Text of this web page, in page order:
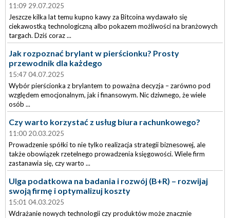
11:09 29.07.2025
Jeszcze kilka lat temu kupno kawy za Bitcoina wydawało się
ciekawostką technologiczną albo pokazem możliwości na branżowych
targach. Dziś coraz ...
Jak rozpoznać brylant w pierścionku? Prosty
przewodnik dla każdego
15:47 04.07.2025
Wybór pierścionka z brylantem to poważna decyzja – zarówno pod
względem emocjonalnym, jak i finansowym. Nic dziwnego, że wiele
osób ...
Czy warto korzystać z usług biura rachunkowego?
11:00 20.03.2025
Prowadzenie spółki to nie tylko realizacja strategii biznesowej, ale
także obowiązek rzetelnego prowadzenia księgowości. Wiele firm
zastanawia się, czy warto ...
Ulga podatkowa na badania i rozwój (B+R) – rozwijaj
swoją firmę i optymalizuj koszty
15:01 04.03.2025
Wdrażanie nowych technologii czy produktów może znacznie